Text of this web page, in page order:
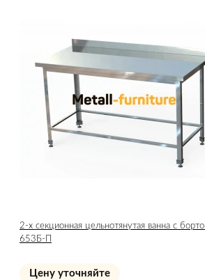
2-х секционная цельнотянутая ванна с
653Б-П
Цену уточняйте